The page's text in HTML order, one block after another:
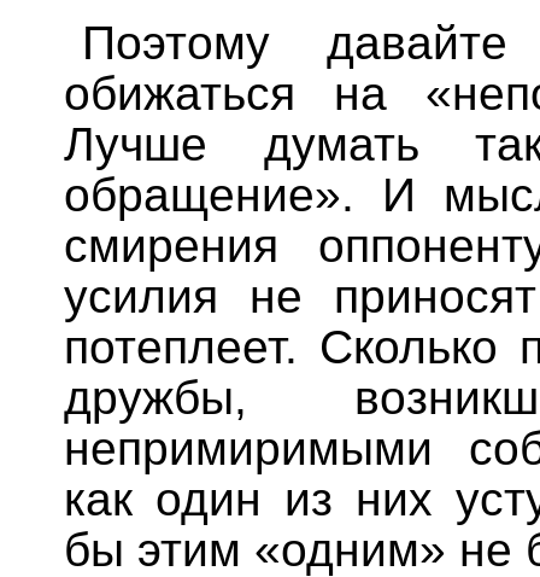
Поэтому
обижаться на
Лучше думать
обращение». И
смирения
усилия не
потеплеет. Сколько
дружбы,
непримиримыми
как один из них
бы этим «одним» не